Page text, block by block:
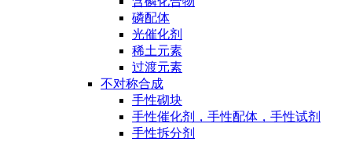
磷配体
光催化剂
稀土元素
过渡元素
不对称合成
手性砌块
手性催化剂，手性配体，手性试剂
手性拆分剂